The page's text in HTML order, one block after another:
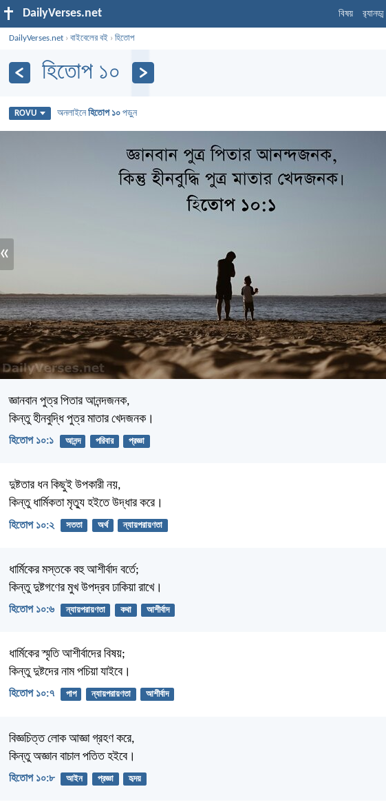
DailyVerses.net বিষয়
DailyVerses.net ›বাইবেলের বই ›হিতোপ
হিতোপ ১০
ROVU অনলাইনেহিতোপ ১০ পড়ুন
«
জ্ঞানবান পুত্র পিতার আনন্দজনক,
কিন্তু হীনবুদ্ধি পুত্র মাতার খেদজনক।
হিতোপ ১০:১ আনন্দ পরিবার প্রজ্ঞা
দুষ্টতার ধন কিছুই উপকারী নয়,
কিন্তু ধার্মিকতা মৃত্যু হইতে উদ্ধার করে।
হিতোপ ১০:২ সততা অর্থ ন্যায়পরায়ণতা
ধার্মিকের মস্তকে বহু আশীর্বাদ বর্তে;
কিন্তু দুষ্টগণের মুখ উপদ্রব ঢাকিয়া রাখে।
হিতোপ ১০:৬ ন্যায়পরায়ণতা কথা আশীর্বাদ
ধার্মিকের স্মৃতি আশীর্বাদের বিষয়;
কিন্তু দুষ্টদের নাম পচিয়া যাইবে।
হিতোপ ১০:৭ পাপ ন্যায়পরায়ণতা আশীর্বাদ
বিজ্ঞচিত্ত লোক আজ্ঞা গ্রহণ করে,
কিন্তু অজ্ঞান বাচাল পতিত হইবে।
হিতোপ ১০:৮ আইন প্রজ্ঞা হৃদয়